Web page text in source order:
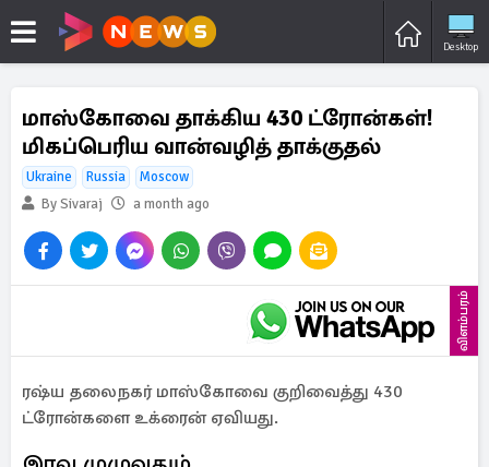
Desktop
மாஸ்கோவை தாக்கிய 430 ட்ரோன்கள்!
மிகப்பெரிய வான்வழித் தாக்குதல்
Ukraine Russia
Moscow
By Sivaraj
a month ago
விளம்பரம்
ரஷ்ய தலைநகர் மாஸ்கோவை குறிவைத்து 430
ட்ரோன்களை உக்ரைன் ஏவியது.